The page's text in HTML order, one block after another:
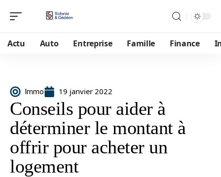
Actu Auto Entreprise Famille Finance
Immo 19 janvier 2022
Conseils pour aider à
déterminer le montant à
offrir pour acheter un
logement